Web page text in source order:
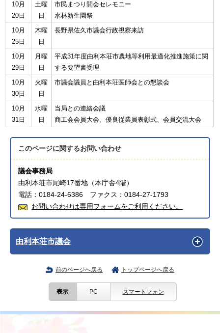
10月
20日
土曜
日
市民まつり開会セレモニー
水林新生園祭
10月
25日
木曜
日
長野県佐久市議会行政視察来訪
10月
29日
月曜
日
平成31年度由利本荘市農地等利用最適化推進施策に関
する要望書受理
10月
30日
火曜
日
市議会議員と由利本荘医師会との懇談会
10月
31日
水曜
日
当局との連絡会議
商工会会員大会、優良従業員表彰式、会員交流大会
このページに関するお問い合わせ
議会事務局
由利本荘市尾崎17番地（本庁舎4階）
電話：0184-24-6386 ファクス：0184-27-1793
お問い合わせは専用フォームをご利用ください。
由利本荘市議会
前のページへ戻る トップページへ戻る
表示 PC スマートフォン